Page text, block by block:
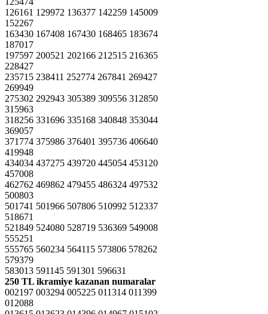
126161 129972 136377 142259 145009
152267
163430 167408 167430 168465 183674
187017
197597 200521 202166 212515 216365
228427
235715 238411 252774 267841 269427
269949
275302 292943 305389 309556 312850
315963
318256 331696 335168 340848 353044
369057
371774 375986 376401 395736 406640
419948
434034 437275 439720 445054 453120
457008
462762 469862 479455 486324 497532
500803
501741 501966 507806 510992 512337
518671
521849 524080 528719 536369 549008
555251
555765 560234 564115 573806 578262
579379
583013 591145 591301 596631
250 TL ikramiye kazanan numaralar
002197 003294 005225 011314 011399
012088